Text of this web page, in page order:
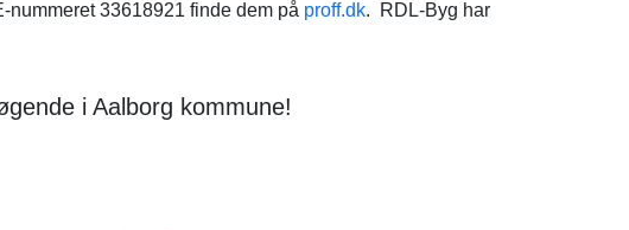
nummeret 33618921 finde dem på proff.dk. RDL-Byg har
i Aalborg kommune!